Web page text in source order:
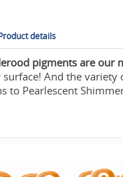
details
pigments are our
And the variety
to Pearlescent